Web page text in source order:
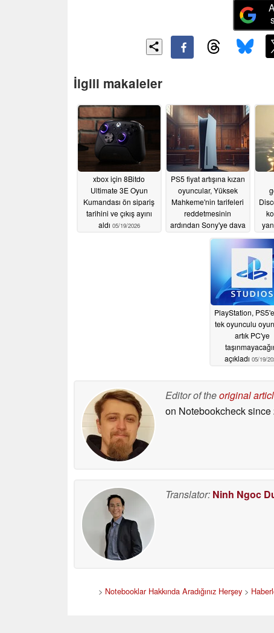
İlgili makaleler
xbox için 8Bitdo
Ultimate 3E Oyun
Kumandası ön sipariş
tarihini ve çıkış ayını
aldı 05/19/2026
PS5 fiyat artışına kızan
oyuncular, Yüksek
Mahkeme'nin tarifeleri
reddetmesinin
ardından Sony'ye dava
05/19/2026
PlayStation,
tek oyunculu
artık PC'ye
açıkladı 05/19/
Editor of theoriginal
on Notebookchecksince
Translator: Ninh Ngoc
> Notebooklar Hakkında Aradığınız Herşey>